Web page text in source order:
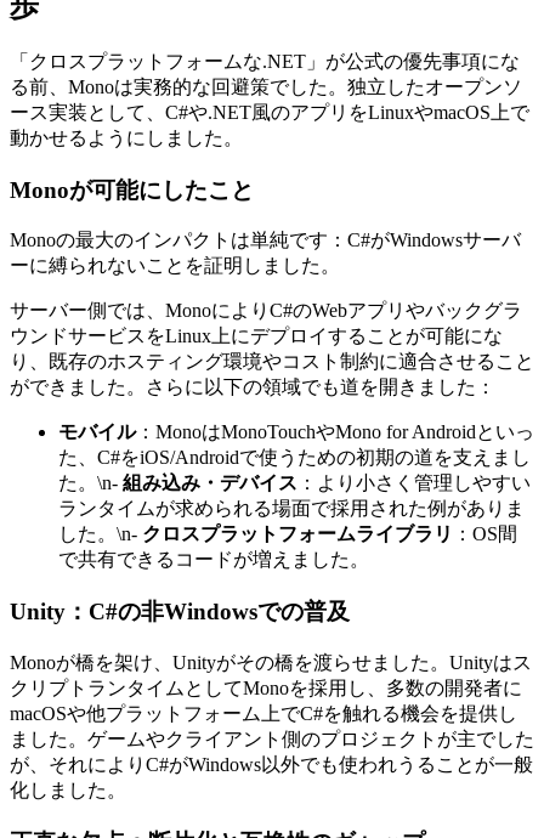
「クロスプラットフォームな.NET」が公式の優先事項にな
る前、Monoは実務的な回避策でした。独立したオープンソ
ース実装として、C#や.NET風のアプリをLinuxやmacOS上で
動かせるようにしました。
Monoが可能にしたこと
Monoの最大のインパクトは単純です：C#がWindowsサーバ
ーに縛られないことを証明しました。
サーバー側では、MonoによりC#のWebアプリやバックグラ
ウンドサービスをLinux上にデプロイすることが可能にな
り、既存のホスティング環境やコスト制約に適合させること
ができました。さらに以下の領域でも道を開きました：
モバイル：MonoはMonoTouchやMono for Androidといっ
た、C#をiOS/Androidで使うための初期の道を支えまし
た。\n- 組み込み・デバイス ：より小さく管理しやすい
ランタイムが求められる場面で採用された例がありま
した。\n- クロスプラットフォームライブラリ ：OS間
で共有できるコードが増えました。
Unity：C#の非Windowsでの普及
Monoが橋を架け、Unityがその橋を渡らせました。Unityはス
クリプトランタイムとしてMonoを採用し、多数の開発者に
macOSや他プラットフォーム上でC#を触れる機会を提供し
ました。ゲームやクライアント側のプロジェクトが主でした
が、それによりC#がWindows以外でも使われうることが一般
化しました。